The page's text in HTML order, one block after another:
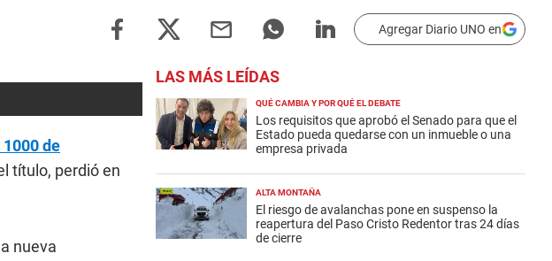
Agregar Diario UNO en
de
título, perdió en
nueva
LAS MÁS LEÍDAS
QUÉ CAMBIA Y POR QUÉ EL DEBATE
Los requisitos que aprobó el Senado para que el
Estado pueda quedarse con un inmueble o una
empresa privada
ALTA MONTAÑA
El riesgo de avalanchas pone en suspenso la
reapertura del Paso Cristo Redentor tras 24 días
de cierre